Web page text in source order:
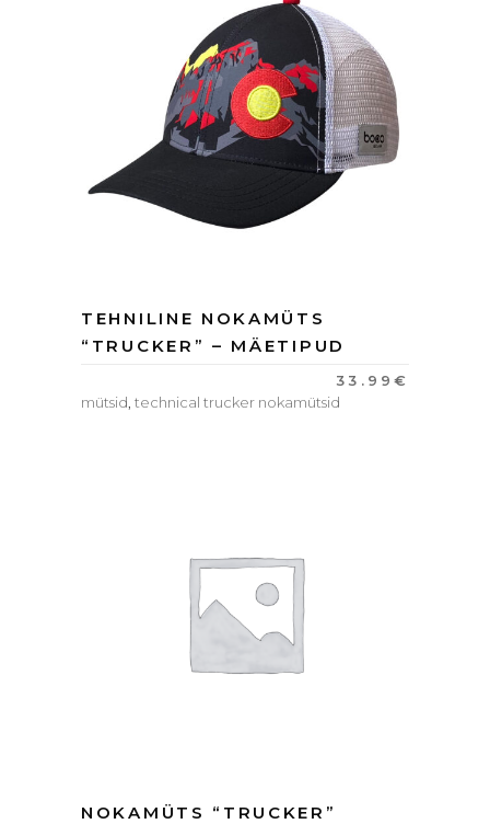
TEHNILINE NOKAMÜTS
“TRUCKER” – MÄETIPUD
33.99 €
mütsid technical trucker nokamütsid
NOKAMÜTS “TRUCKER”